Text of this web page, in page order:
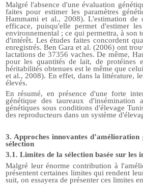
Malgré l'absence d'une évaluation
faites pour estimer les paramètres
Hammami et al., 2008). L'estimation de
efficace, puisqu'elle permet d'estimer
environnemental ; ce qui permettra, à son
d'intérêt. Les études faites concordent
enregistrés. Ben Gara et al. (2006) ont
lactations de 37356 vaches. De même,
pour les quantités de lait, de protéines
héritabilités obtenues est le même que
et al., 2008). En effet, dans la littérature,
élevés.
En résumé, en présence d'une forte
génétique des taureaux
génétiques sous conditions d'élevage
des reproducteurs dans un système
3. Approches innovantes
sélection
3.1. Limites de la sélection basée sur les
Malgré leur énorme contribution à
présentent certaines limites qui rendent
suit, on essayera de présenter ces limites